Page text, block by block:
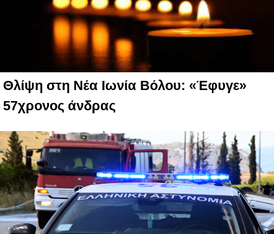
Θλίψη στη Νέα Ιωνία Βόλου: «Έφυγε»
57χρονος άνδρας